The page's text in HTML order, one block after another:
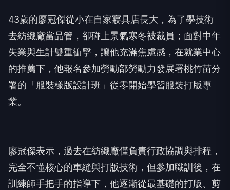
43歲的廖冠傑從小在自家寢具店長大，為了學技術
去紡織廠當品管，卻碰上景氣寒冬被裁員；面對中年
失業與生計雙重衝擊，讓他充滿焦慮感，在就業中心
的推薦下，他報名參加勞動部勞動力發展署桃竹苗分
署的「服裝樣版設計班」從零開始學習服裝打版專
業。
廖冠傑表示，過去在紡織廠僅負責行政協調與排程，
完全不懂核心的車縫與打版技術，但參加職訓後，在
訓練師手把手的指導下，他逐漸從最基礎的打版、剪